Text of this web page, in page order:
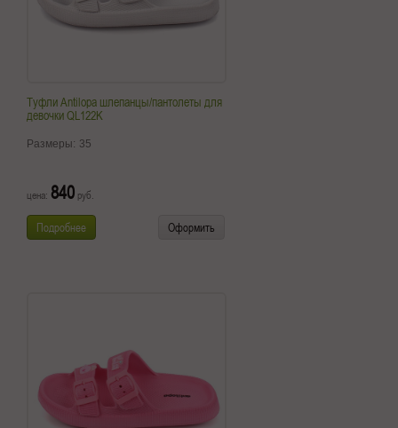
Туфли Antilopa шлепанцы/пантолеты для
девочки QL122K
Размеры: 35
цена: 840 руб.
Подробнее Оформить